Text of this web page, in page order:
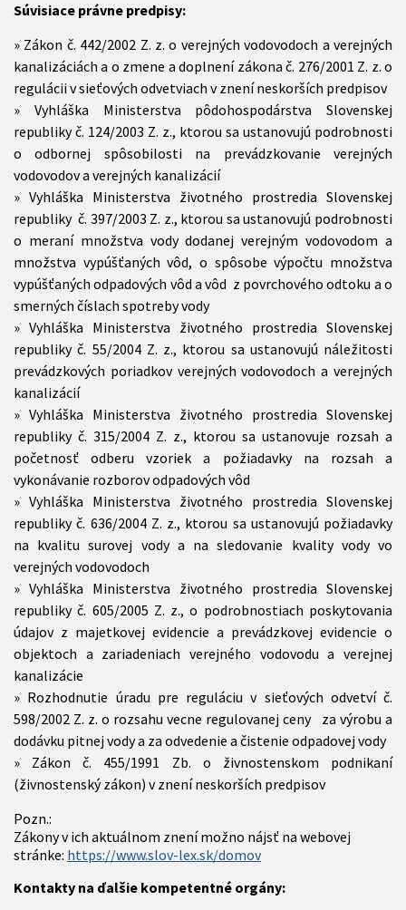
Súvisiace právne predpisy:
Zákon č. 442/2002 Z. z. o verejných vodovodoch a verejných
kanalizáciách a o zmene a doplnení zákona č. 276/2001 Z. z. o
regulácii v sieťových odvetviach v znení neskorších predpisov
Vyhláška Ministerstva pôdohospodárstva Slovenskej
republiky č. 124/2003 Z. z., ktorou sa ustanovujú podrobnosti
o odbornej spôsobilosti na prevádzkovanie verejných
vodovodov a verejných kanalizácií
Vyhláška Ministerstva životného prostredia Slovenskej
republiky č. 397/2003 Z. z., ktorou sa ustanovujú podrobnosti
o meraní množstva vody dodanej verejným vodovodom a
množstva vypúšťaných vôd, o spôsobe výpočtu množstva
vypúšťaných odpadových vôd a vôd z povrchového odtoku a o
smerných číslach spotreby vody
Vyhláška Ministerstva životného prostredia Slovenskej
republiky č. 55/2004 Z. z., ktorou sa ustanovujú náležitosti
prevádzkových poriadkov verejných vodovodoch a verejných
kanalizácií
Vyhláška Ministerstva životného prostredia Slovenskej
republiky č. 315/2004 Z. z., ktorou sa ustanovuje rozsah a
početnosť odberu vzoriek a požiadavky na rozsah a
vykonávanie rozborov odpadových vôd
Vyhláška Ministerstva životného prostredia Slovenskej
republiky č. 636/2004 Z. z., ktorou sa ustanovujú požiadavky
na kvalitu surovej vody a na sledovanie kvality vody vo
verejných vodovodoch
Vyhláška Ministerstva životného prostredia Slovenskej
republiky č. 605/2005 Z. z., o podrobnostiach poskytovania
údajov z majetkovej evidencie a prevádzkovej evidencie o
objektoch a zariadeniach verejného vodovodu a verejnej
kanalizácie
Rozhodnutie úradu pre reguláciu v sieťových odvetví č.
598/2002 Z. z. o rozsahu vecne regulovanej ceny za výrobu a
dodávku pitnej vody a za odvedenie a čistenie odpadovej vody
Zákon č. 455/1991 Zb. o živnostenskom podnikaní
(živnostenský zákon) v znení neskorších predpisov
Pozn.:
Zákony v ich aktuálnom znení možno nájsť na webovej
stránke: https://www.slov-lex.sk/domov
Kontakty na ďalšie kompetentné orgány: